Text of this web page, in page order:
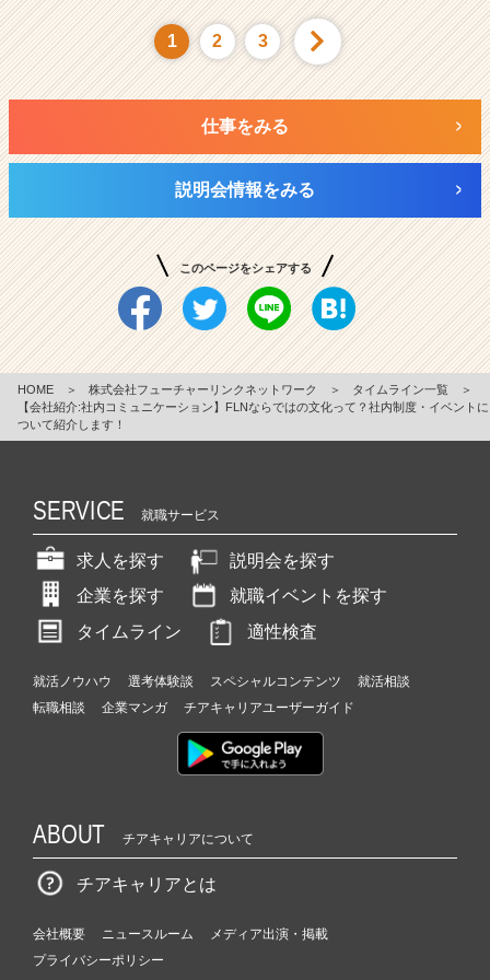
1 2 3
仕事をみる
説明会情報をみる
このページをシェアする
HOME ＞ 株式会社フューチャーリンクネットワーク ＞ タイムライン一覧
＞
【会社紹介:社内コミュニケーション】FLNならではの文化って？社内制度・イベントに
ついて紹介します！
SERVICE 就職サービス
求人を探す
説明会を探す
企業を探す
就職イベントを探す
タイムライン
適性検査
就活ノウハウ 選考体験談 スペシャルコンテンツ
就活相談
転職相談
企業マンガ チアキャリアユーザーガイド
ABOUT チアキャリアについて
チアキャリアとは
会社概要 ニュースルーム
メディア出演・掲載
プライバシーポリシー